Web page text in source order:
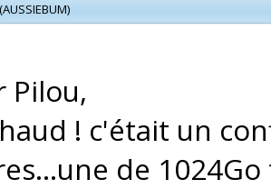
Pilou,
! c'était un
de